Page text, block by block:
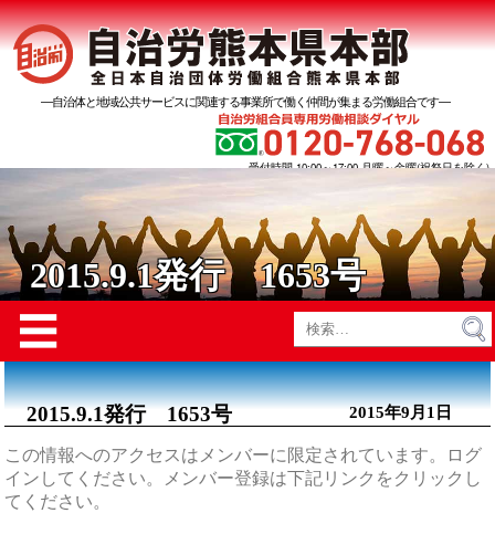
―自治体と地域公共サービスに関連する事業所で働く仲間が集まる労働組合です―
受付時間 10:00～17:00 月曜～金曜(祝祭日を除く)
2015.9.1発行 1653号
☰
検
索:
2015.9.1発行 1653号 2015年9月1日
この情報へのアクセスはメンバーに限定されています。ログ
インしてください。メンバー登録は下記リンクをクリックし
てください。